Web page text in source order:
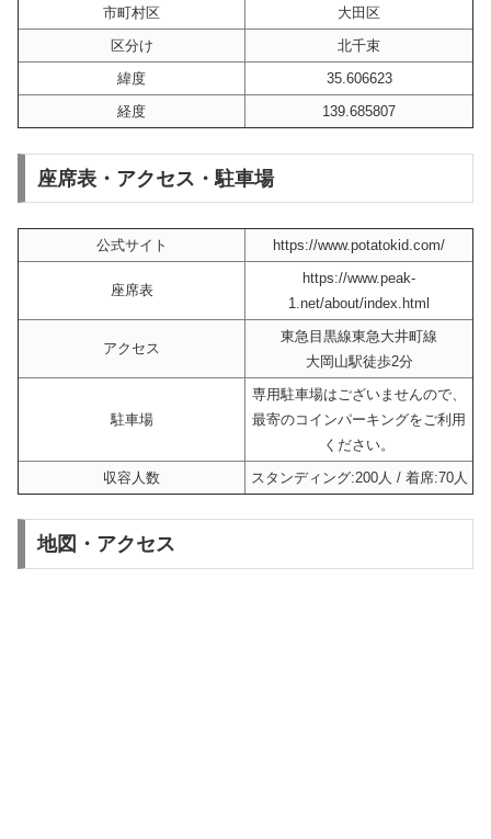
市町村区
大田区
区分け
北千束
緯度
35.606623
経度
139.685807
座席表・アクセス・駐車場
公式サイト https://www.potatokid.com/
座席表
https://www.peak-
1.net/about/index.html
アクセス
東急目黒線東急大井町線
大岡山駅徒歩2分
駐車場
専用駐車場はございませんので、
最寄のコインパーキングをご利用
ください。
収容人数
スタンディング:200人 / 着席:70人
地図・アクセス